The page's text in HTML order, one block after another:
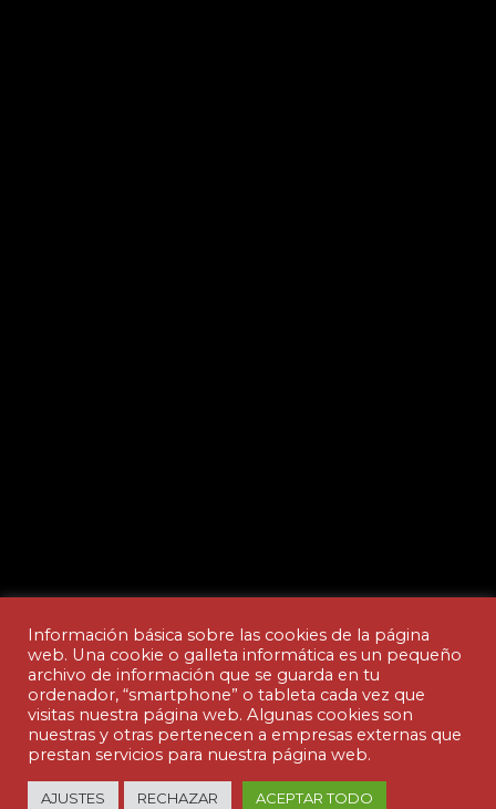
Aviso legal y Política de privacidad
© Copyright - ACADEMIA CEDES | made by
Información básica sobre las cookies de la página
web. Una cookie o galleta informática es un pequeño
archivo de información que se guarda en tu
ordenador, “smartphone” o tableta cada vez que
visitas nuestra página web. Algunas cookies son
nuestras y otras pertenecen a empresas externas que
prestan servicios para nuestra página web.
AJUSTES RECHAZAR ACEPTAR TODO